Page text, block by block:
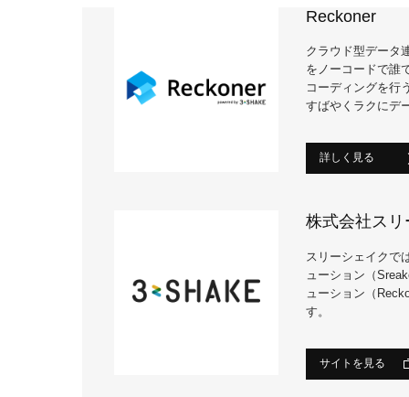
Reckoner
クラウド型データ
をノーコードで誰
コーディングを行
すばやくラクにデ
詳しく見る
株式会社ス
スリーシェイクで
ューション（
ューション（
す。
サイトを見る